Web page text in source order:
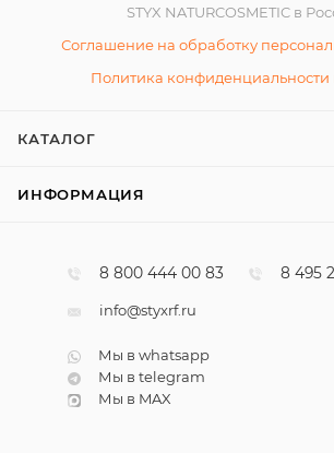
STYX NATURCOSMETIC в
Соглашение на обработку
Политика конфиденциальности
КАТАЛОГ
ИНФОРМАЦИЯ
8 800 444 00 83 8 495
info@styxrf.ru
Мы в whatsapp
Мы в telegram
Мы в MAX